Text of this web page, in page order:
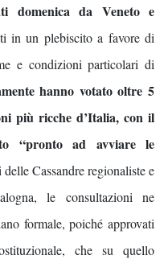
domenica da Veneto e
in un plebiscito a favore di
e condizioni particolari di
hanno votato oltre 5
più ricche d’Italia, con il
“pronto ad avviare le
Cassandre regionaliste e
le consultazioni ne
formale, poiché approvati
che su quello